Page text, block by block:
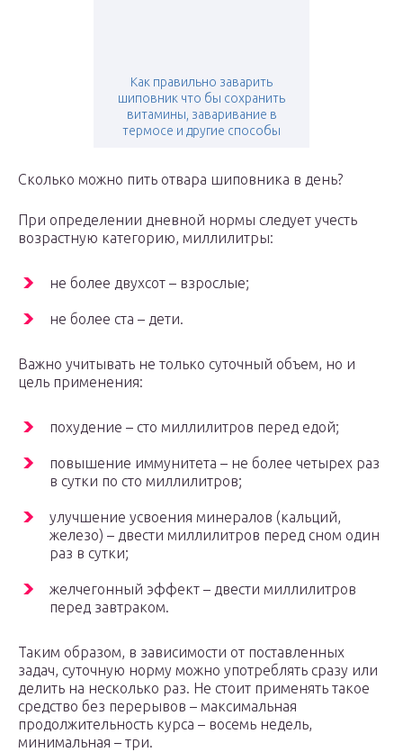
Как правильно заварить
шиповник что бы сохранить
витамины, заваривание в
термосе и другие способы
Сколько можно пить отвара шиповника в день?
При определении дневной нормы следует учесть
возрастную категорию, миллилитры:
не более двухсот – взрослые;
не более ста – дети.
Важно учитывать не только суточный объем, но и
цель применения:
похудение – сто миллилитров перед едой;
повышение иммунитета – не более четырех раз
в сутки по сто миллилитров;
улучшение усвоения минералов (кальций,
железо) – двести миллилитров перед сном один
раз в сутки;
желчегонный эффект – двести миллилитров
перед завтраком.
Таким образом, в зависимости от поставленных
задач, суточную норму можно употреблять сразу или
делить на несколько раз. Не стоит применять такое
средство без перерывов – максимальная
продолжительность курса – восемь недель,
минимальная – три.